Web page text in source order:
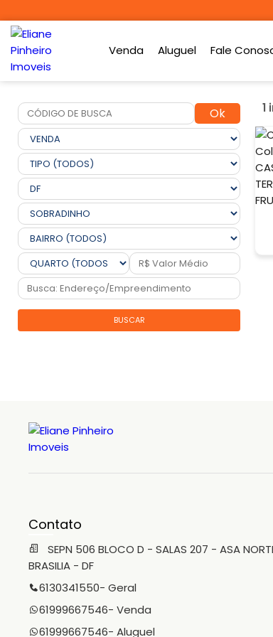
Venda Aluguel Fale
Ok
BUSCAR
1
Contato
SEPN 506 BLOCO D - SALAS 207 - ASA
BRASILIA - DF
6130341550- Geral
61999667546- Venda
61999667546- Aluguel